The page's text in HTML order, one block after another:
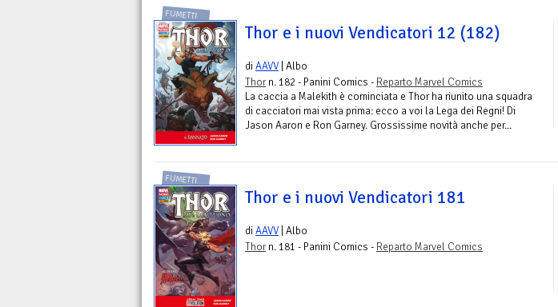
FUMETTI
Thor e i nuovi Vendicatori 12 (182)
diAAVV | Albo
Thorn. 182 - Panini Comics - Reparto Marvel Comics
La caccia a Malekith è cominciata e Thor ha riunito una squadra
di cacciatori mai vista prima: ecco a voi la Lega dei Regni! Di
Jason Aaron e Ron Garney. Grossissime novità anche per...
FUMETTI
Thor e i nuovi Vendicatori 181
diAAVV | Albo
Thorn. 181 - Panini Comics - Reparto Marvel Comics